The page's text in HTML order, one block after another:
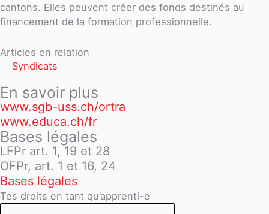
cantons. Elles peuvent créer des fonds destinés au
financement de la formation professionnelle.
Articles en relation
Syndicats
En savoir plus
www.sgb-uss.ch/ortra
www.educa.ch/fr
Bases légales
LFPr art. 1, 19 et 28
OFPr, art. 1 et 16, 24
Bases légales
Tes droits en tant qu’apprenti-e